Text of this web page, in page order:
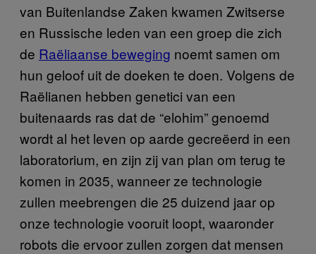
van Buitenlandse Zaken kwamen Zwitserse
en Russische leden van een groep die zich
de Raëliaanse beweging noemt samen om
hun geloof uit de doeken te doen. Volgens de
Raëlianen hebben genetici van een
buitenaards ras dat de “elohim” genoemd
wordt al het leven op aarde gecreëerd in een
laboratorium, en zijn zij van plan om terug te
komen in 2035, wanneer ze technologie
zullen meebrengen die 25 duizend jaar op
onze technologie vooruit loopt, waaronder
robots die ervoor zullen zorgen dat mensen